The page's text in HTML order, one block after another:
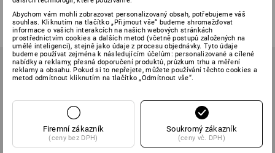
od 310,97 Kč
(vč. DPH) od 10 ks
od 324,28 Kč
(vč. DPH) od 3 ks
Abychom vám mohli zobrazovat personalizovaný obsah, potřebujeme váš
souhlas. Kliknutím na tlačítko „Přijmout vše“ budeme shromažďovat
informace o vašich interakcích na našich webových stránkách
prostřednictvím cookies a dalších metod (včetně postupů založených na
umělé inteligenci), stejně jako údaje z procesu objednávky. Tyto údaje
budeme používat zejména k následujícím účelům: personalizované a cílené
nabídky a reklamy, přesná doporučení produktů, průzkum trhu a měření
reklamy a obsahu. Pokud si to nepřejete, můžete používání těchto cookies a
metod odmítnout kliknutím na tlačítko „Odmítnout vše“.
Firemní zákazník
(ceny bez DPH)
Soukromý zákazník
(ceny vč. DPH)